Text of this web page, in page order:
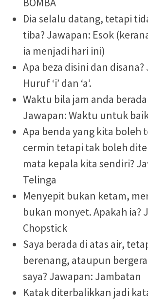
Dia selalu datang, tetapi
tiba? Jawapan: Esok
ia menjadi hari ini)
Apa beza disini dan
Huruf ‘i’ dan ‘a’.
Waktu bila jam anda
Jawapan: Waktu untuk
Apa benda yang kita boleh
cermin tetapi tak boleh
mata kepala kita sendiri?
Telinga
Menyepit bukan ketam,
bukan monyet. Apakah ia?
Chopstick
Saya berada di atas air,
berenang, ataupun
saya? Jawapan: Jambatan
Katak diterbalikkan jadi